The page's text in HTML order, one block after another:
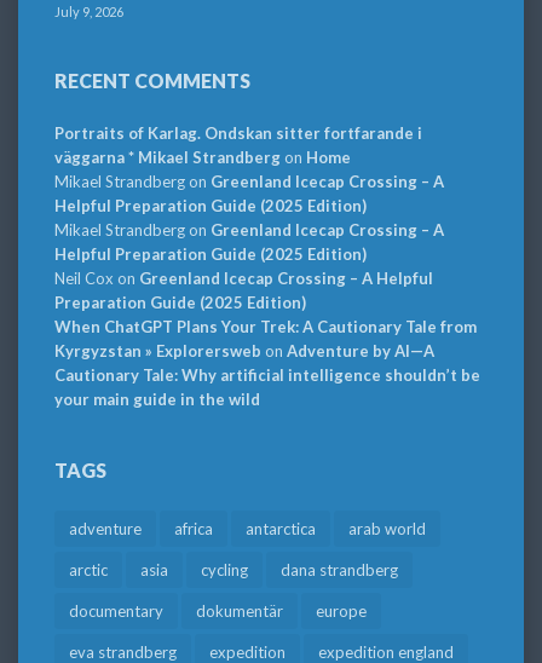
July 9, 2026
RECENT COMMENTS
Portraits of Karlag. Ondskan sitter fortfarande i
väggarna * Mikael Strandbergon Home
Mikael Strandbergon Greenland Icecap Crossing – A
Helpful Preparation Guide (2025 Edition)
Mikael Strandbergon Greenland Icecap Crossing – A
Helpful Preparation Guide (2025 Edition)
Neil Cox on Greenland Icecap Crossing – A Helpful
Preparation Guide (2025 Edition)
When ChatGPT Plans Your Trek: A Cautionary Tale from
Kyrgyzstan » Explorersweb on Adventure by AI—A
Cautionary Tale: Why artificial intelligence shouldn’t be
your main guide in the wild
TAGS
adventure africa antarctica arab world
arctic asia cycling dana strandberg
documentary dokumentär europe
eva strandberg expedition expedition england